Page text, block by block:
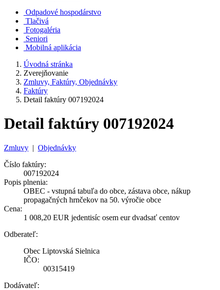
Odpadové hospodárstvo
Tlačivá
Fotogaléria
Seniori
Mobilná aplikácia
Úvodná stránka
Zverejňovanie
Zmluvy, Faktúry, Objednávky
Faktúry
Detail faktúry 007192024
Detail faktúry 007192024
Zmluvy | Objednávky
Číslo faktúry:
007192024
Popis plnenia:
OBEC - vstupná tabuľa do obce, zástava obce, nákup
propagačných hrnčekov na 50. výročie obce
Cena:
1 008,20 EUR jedentisíc osem eur dvadsať centov
Odberateľ:
Obec Liptovská Sielnica
IČO:
00315419
Dodávateľ: